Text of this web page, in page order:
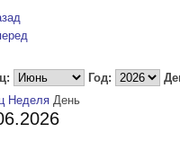
Год:
Неделя День